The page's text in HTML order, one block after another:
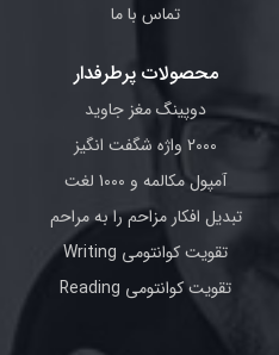
تماس با ما
محصولات پرطرفدار
دوپینگ مغز جاوید
2000 واژه شگفت انگیز
آمپول مکالمه و 1000 لغت
تبدیل افکار مزاحم را به مراحم
تقویت کوانتومی Writing
تقویت کوانتومی Reading